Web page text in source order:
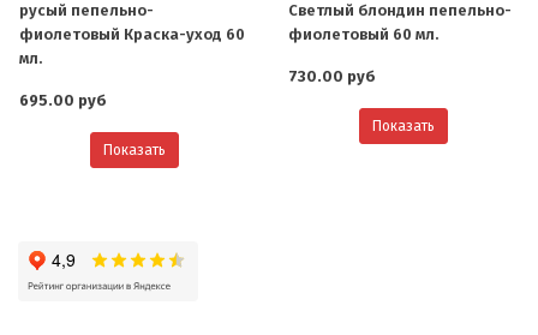
русый пепельно-
фиолетовый Краска-уход 60
мл.
695.00 руб
Показать
Светлый блондин пепельно-
фиолетовый 60 мл.
730.00 руб
Показать